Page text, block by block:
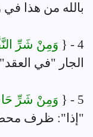
بالله من هذا
4 - { وَمِنْ شَرِّ
الجار "في
5 - { وَمِنْ شَرِّ
"إذا": ظرف